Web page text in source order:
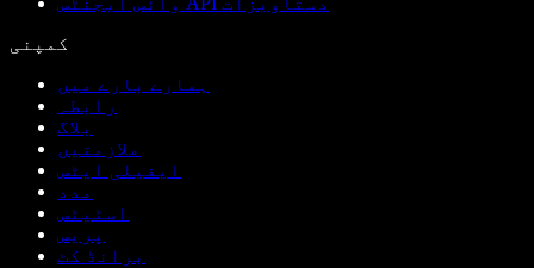
کمپنی
ہمارے بارے میں
رابطہ
بلاگ
ملازمتیں
ایفیلی ایٹس
مدد
اسٹیٹس
پریس
برانڈ کٹ